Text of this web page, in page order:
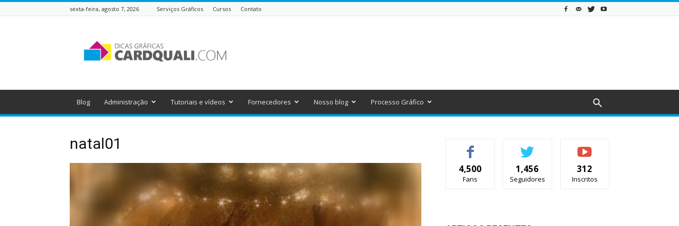
sexta-feira, agosto 7, 2026 Serviços Gráficos Cursos Contato
Gráficas
do
Blog Administração Tutoriais e vídeos Fornecedores Nosso blog Processo Gráfico
natal01
4,500
Fans
1,456
Seguidores
312
Inscritos